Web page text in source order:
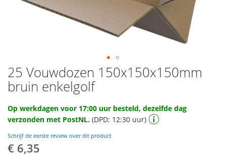
Ga
naar
het
van
de
gallerij
25 Vouwdozen 150x150x150mm
bruin enkelgolf
Op werkdagen voor 17:00 uur besteld, dezelfde dag
verzonden met PostNL. (DPD: 12:30 uur)
Schrijf de eerste review over dit product
€ 6,35